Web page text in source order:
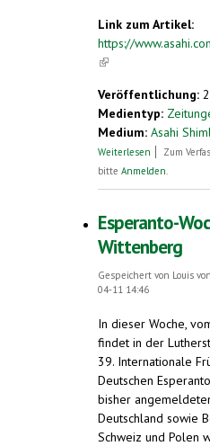
Link zum Artikel:
https://
(link is external)
Veröffentlichung:
Medientyp:
Medium: Asahi
Weiterlesen über Meet
Zum
bitte Anmelden.
Esperanto-
Wittenberg
Gespeichert von Louis
04-11 14:46
In dieser Woche,
findet in der
39. Internationale
Deutschen
bisher
Deutschland sowie
Schweiz und Polen